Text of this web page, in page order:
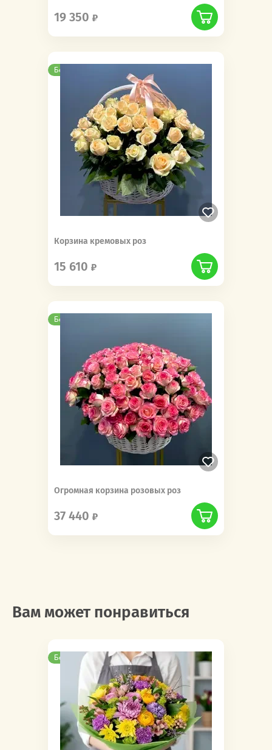
19 350
Бесплатная доставка
Корзина кремовых роз
15 610
Бесплатная доставка
Огромная корзина розовых роз
37 440
Вам может понравиться
Бесплатная доставка